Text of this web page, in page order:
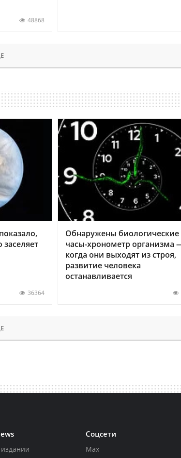
48868
36364
Обнаружены биологические
часы-хронометр организма
когда они выходят из строя,
развитие человека
останавливается
Соцсети
Max